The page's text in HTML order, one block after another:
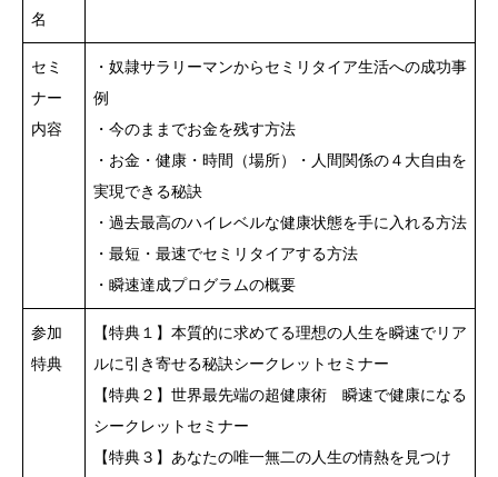
名
セミ
ナー
内容
・奴隷サラリーマンからセミリタイア生活への成功事
例
・今のままでお金を残す方法
・お金・健康・時間（場所）・人間関係の４大自由を
実現できる秘訣
・過去最高のハイレベルな健康状態を手に入れる方法
・最短・最速でセミリタイアする方法
・瞬速達成プログラムの概要
参加
特典
【特典１】本質的に求めてる理想の人生を瞬速でリア
ルに引き寄せる秘訣シークレットセミナー
【特典２】世界最先端の超健康術 瞬速で健康になる
シークレットセミナー
【特典３】あなたの唯一無二の人生の情熱を見つけ